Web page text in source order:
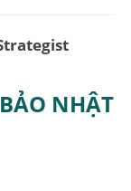
NHẬT